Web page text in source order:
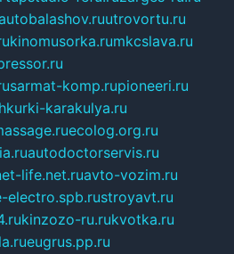
autobalashov.ruutrovortu.ru
kinomusorka.rumkcslava.ru
sarmat-komp.rupioneeri.ru
karakulya.ru
ecolog.org.ru
autodoctorservis.ru
life.net.ruavto-vozim.ru
electro.spb.rustroyavt.ru
kinzozo-ru.rukvotka.ru
eugrus.pp.ru